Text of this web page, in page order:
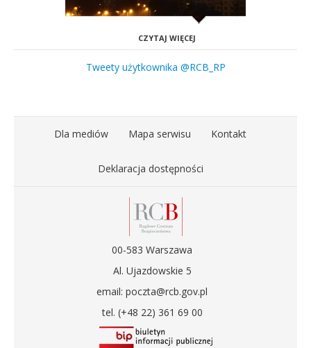
CZYTAJ WIĘCEJ
Tweety użytkownika @RCB_RP
Dla mediów Mapa serwisu Kontakt
Deklaracja dostępności
00-583 Warszawa
Al. Ujazdowskie 5
email: poczta@rcb.gov.pl
tel. (+48 22) 361 69 00